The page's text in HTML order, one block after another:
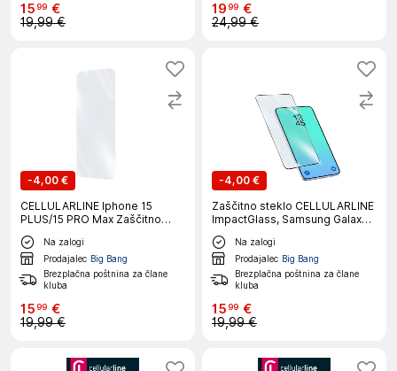
1599 €
19,99 €
1999 €
24,99 €
-4,00 €
CELLULARLINE Iphone 15
PLUS/15 PRO Max Zaščitno
steklo
Na zalogi
Prodajalec Big Bang
Brezplačna poštnina za člane
kluba
1599 €
19,99 €
-4,00 €
Zaščitno steklo CELLULARLINE
ImpactGlass, Samsung Galaxy
A27
Na zalogi
Prodajalec Big Bang
Brezplačna poštnina za člane
kluba
1599 €
19,99 €